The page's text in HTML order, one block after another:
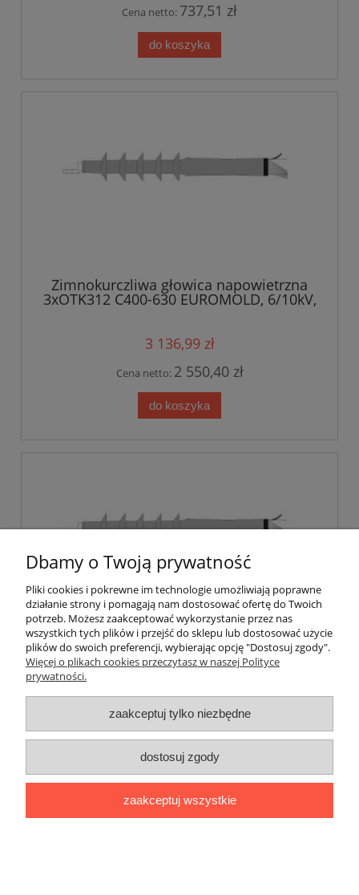
Cena netto: 737,51 zł
do koszyka
Zimnokurczliwa głowica napowietrzna
3xOTK312 C400-630 EUROMOLD, 6/10kV,
3 136,99 zł
Cena netto: 2 550,40 zł
do koszyka
Zimnokurczliwa głowica napowietrzna
3xOTK324 C185-400 EUROMOLD,
12/20kV, 185-400mm?
Cena netto:2 070,40 zł
do koszyka
Dbamy o Twoją prywatność
Pliki cookies i pokrewne im technologie umożliwiają poprawne
działanie strony i pomagają nam dostosować ofertę do Twoich
potrzeb. Możesz zaakceptować wykorzystanie przez nas
wszystkich tych plików i przejść do sklepu lub dostosować użycie
plików do swoich preferencji, wybierając opcję "Dostosuj zgody".
Więcej o plikach cookies przeczytasz w naszej Polityce
prywatności.
zaakceptuj tylko niezbędne
dostosuj zgody
zaakceptuj wszystkie